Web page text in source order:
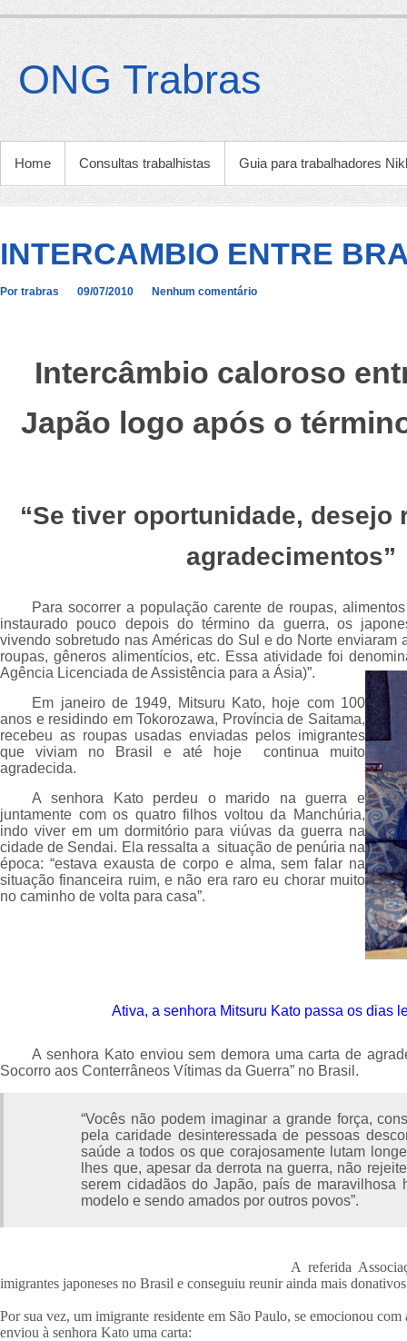
conteúdo
ONG Trabras
MENU PRINCIPAL
Home Consultas trabalhistas Guia para trabalhadores
INTERCAMBIO ENTRE
Por trabras 09/07/2010 Nenhum comentário
Intercâmbio caloroso
Japão logo após o
“Se tiver oportunidade, desejo
agradecimentos”
Para socorrer a população carente de roupas,
instaurado pouco depois do término da guerra, os
vivendo sobretudo nas Américas do Sul e do Norte enviaram
roupas, gêneros alimentícios, etc. Essa atividade foi
Agência Licenciada de Assistência para a Ásia)”.
Em janeiro de 1949,
Mitsuru Kato, hoje com 100
anos e residindo em Tokorozawa, Província de Saitama,
recebeu as roupas usadas enviadas pelos imigrantes
que viviam no Brasil e até hoje continua muito
agradecida.
A senhora Kato perdeu o marido na guerra e
juntamente com os quatro filhos voltou da Manchúria,
indo viver em um dormitório para viúvas da guerra na
cidade de Sendai. Ela ressalta a situação de penúria na
época: “estava exausta de corpo e alma, sem falar na
situação financeira ruim, e não era raro eu chorar muito
no caminho de volta para casa”.
Ativa, a senhora Mitsuru Katopassa os dias
A senhora Kato enviou sem demora uma carta de
Socorro aos Conterrâneos Vítimas da Guerra” no Brasil.
“Vocês não podem imaginar a grande força,
pela caridade desinteressada de pessoas
saúde a todos os que corajosamente lutam
lhes que, apesar da derrota na guerra, não
serem cidadãos do Japão, país de maravilhosa
modelo e sendo amados por outros povos”.
A referida
imigrantes japoneses no Brasil e conseguiu reunir ainda mais
Por sua vez, um imigrante residente em São Paulo, se emocionou com
enviou à senhora Kato uma carta: